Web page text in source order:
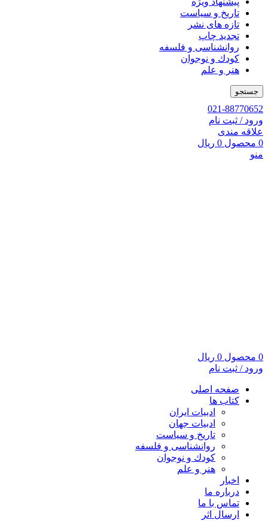
تاریخ و سیاست
تازه های نشر
تجدید چاپ
روانشناسی و فلسفه
کودك و نوجوان
هنر و علم
جستجو
021-88770652
ورود / ثبت نام
علاقه مندی
0 محصول 0 ریال
منو
0 محصول 0 ریال
ورود / ثبت نام
صفحه اصلی
کتاب ها
ادبیات ایران
ادبیات جهان
تاریخ و سیاست
روانشناسی و فلسفه
کودك و نوجوان
هنر و علم
اخبار
درباره ما
تماس با ما
ارسال اثر